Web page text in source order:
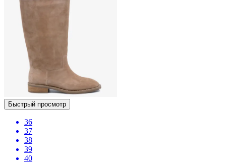
Быстрый просмотр
36
37
38
39
40